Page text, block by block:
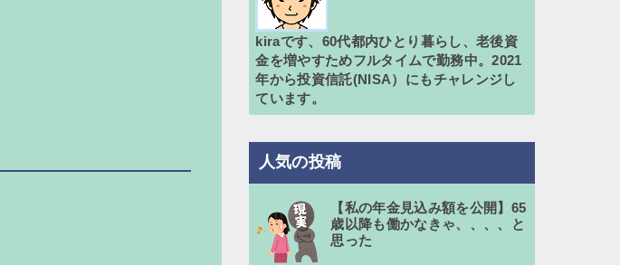
kiraです、60代都内ひとり暮らし、老後資
金を増やすためフルタイムで勤務中。2021
年から投資信託(NISA）にもチャレンジし
ています。
人気の投稿
【私の年金見込み額を公開】65
歳以降も働かなきゃ、、、、と
思った